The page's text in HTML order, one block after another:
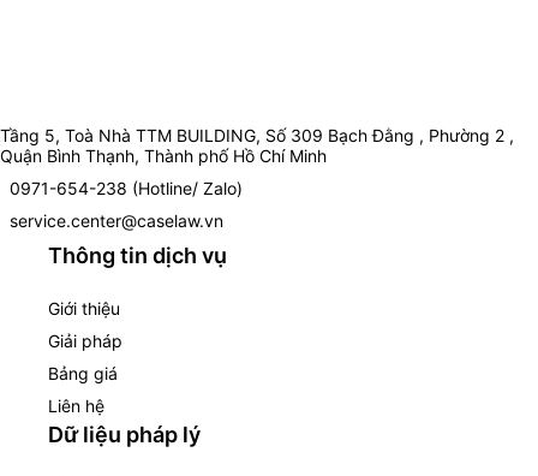
Tầng 5, Toà Nhà TTM BUILDING, Số 309 Bạch Đằng , Phường 2 ,
Quận Bình Thạnh, Thành phố Hồ Chí Minh
0971-654-238 (Hotline/ Zalo)
service.center@caselaw.vn
Thông tin dịch vụ
Giới thiệu
Giải pháp
Bảng giá
Liên hệ
Dữ liệu pháp lý